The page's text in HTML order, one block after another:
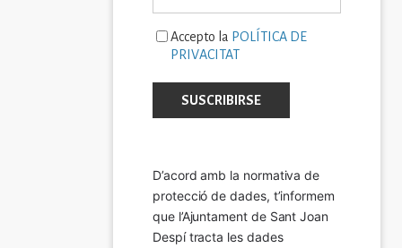
Accepto la POLÍTICA DE
PRIVACITAT
D’acord amb la normativa de
protecció de dades, t’informem
que l’Ajuntament de Sant Joan
Despí tracta les dades